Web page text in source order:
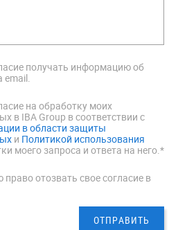
получать информацию об
email.
на обработку моих
в IBA Group в соответствии с
в области защиты
и Политикой использования
моего запроса и ответа на него.*
отозвать свое согласие в